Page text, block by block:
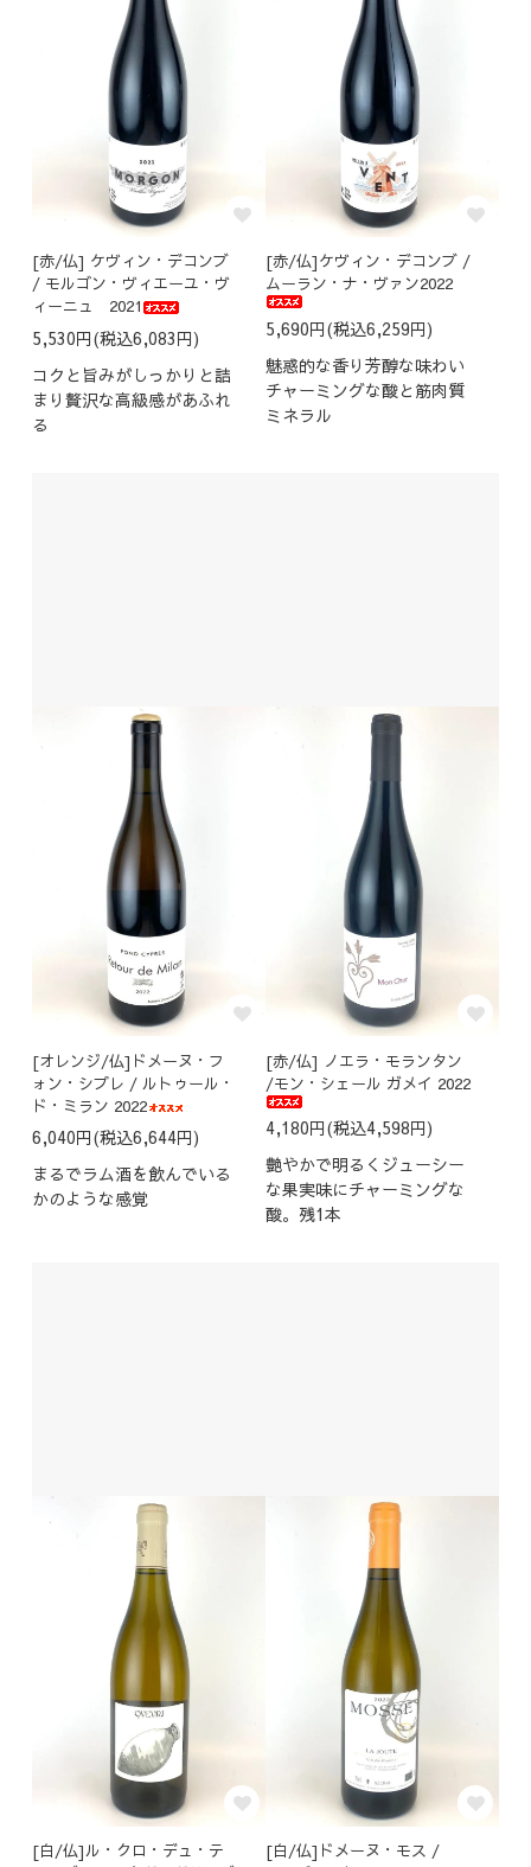
[赤/仏] ケヴィン・デコンブ
/ モルゴン・ヴィエーユ・ヴ
ィーニュ 2021
5,530円(税込6,083円)
コクと旨みがしっかりと詰
まり贅沢な高級感があふれ
る
[赤/仏]ケヴィン・デコンブ /
ムーラン・ナ・ヴァン2022
5,690円(税込6,259円)
魅惑的な香り芳醇な味わい
チャーミングな酸と筋肉質
ミネラル
[オレンジ/仏]ドメーヌ・フ
ォン・シプレ / ルトゥール・
ド・ミラン 2022
6,040円(税込6,644円)
まるでラム酒を飲んでいる
かのような感覚
[赤/仏] ノエラ・モランタン
/モン・シェール ガメイ 2022
4,180円(税込4,598円)
艶やかで明るくジューシー
な果実味にチャーミングな
酸。残1本
[白/仏]ル・クロ・デュ・テ
[白/仏]ドメーヌ・モス /